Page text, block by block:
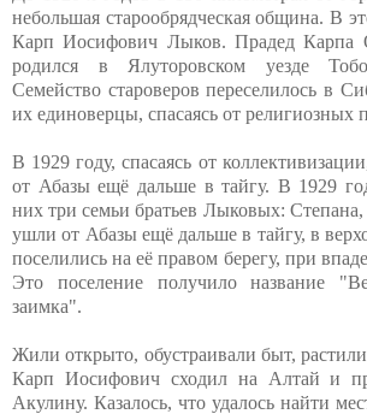
небольшая старообрядческая община. В
Карп Иосифович Лыков. Прадед Карпа
родился в Ялуторовском уезде
Семейство староверов переселилось в
их единоверцы, спасаясь от религиозных
В 1929 году, спасаясь от
от Абазы ещё дальше в тайгу. В 1929
них три семьи братьев Лыковых:
ушли от Абазы ещё дальше в тайгу, в
поселились на её правом берегу, при
Это поселение получило название
заимка".
Жили открыто, обустраивали быт,
Карп Иосифович сходил на Алтай и
Акулину. Казалось, что удалось найти